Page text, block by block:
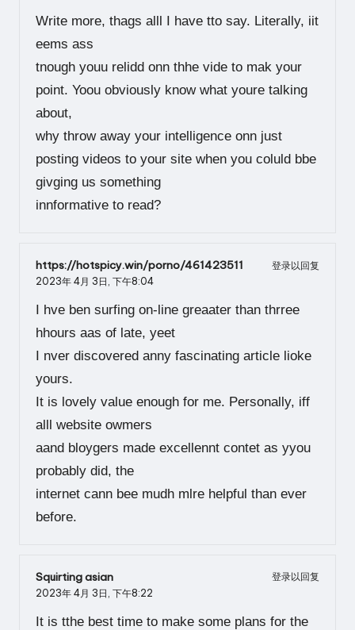
Write more, thags alll I have tto say. Literally, iit
eems ass
tnough youu relidd onn thhe vide to mak your
point. Yoou obviously know what youre talking
about,
why throw away your intelligence onn just
posting videos to your site when you coluld bbe
givging us something
innformative to read?
https://hotspicy.win/porno/461423511
登录以回复
2023年 4月 3日, 下午8:04
I hve ben surfing on-line greaater than thrree
hhours aas of late, yeet
I nver discovered anny fascinating article lioke
yours.
It is lovely value enough for me. Personally, iff
alll website owmers
aand bloygers made excellennt contet as yyou
probably did, the
internet cann bee mudh mlre helpful than ever
before.
Squirting asian
登录以回复
2023年 4月 3日, 下午8:22
It is tthe best time to make some plans for the